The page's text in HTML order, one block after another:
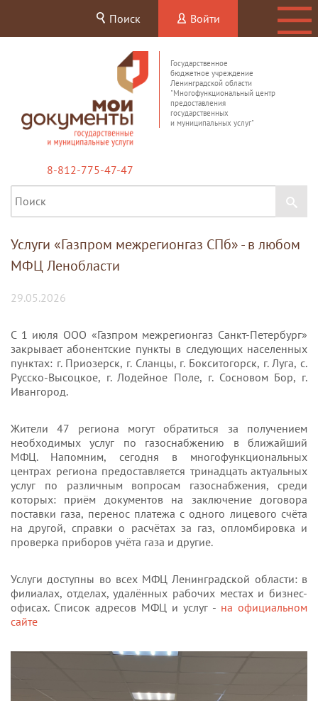
Поиск Войти
Государственное
бюджетное учреждение
Ленинградской области
"Многофункциональный центр
предоставления
государственных
и муниципальных услуг"
8-812-775-47-47
Услуги «Газпром межрегионгаз СПб» - в любом
МФЦ Ленобласти
29.05.2026
С 1 июля ООО «Газпром межрегионгаз Санкт-Петербург»
закрывает абонентские пункты в следующих населенных
пунктах: г. Приозерск, г. Сланцы, г. Бокситогорск, г. Луга, с.
Русско-Высоцкое, г. Лодейное Поле, г. Сосновом Бор, г.
Ивангород.
Жители 47 региона могут обратиться за получением
необходимых услуг по газоснабжению в ближайший
МФЦ. Напомним, сегодня в многофункциональных
центрах региона предоставляется тринадцать актуальных
услуг по различным вопросам газоснабжения, среди
которых: приём документов на заключение договора
поставки газа, перенос платежа с одного лицевого счёта
на другой, справки о расчётах за газ, опломбировка и
проверка приборов учёта газа и другие.
Услуги доступны во всех МФЦ Ленинградской области: в
филиалах, отделах, удалённых рабочих местах и бизнес-
офисах. Список адресов МФЦ и услуг - на официальном
сайте